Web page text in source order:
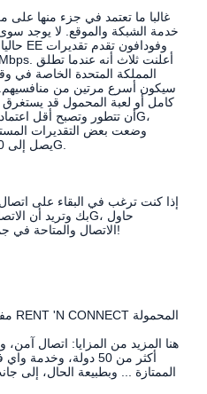
خدمة الشبكة والموقع. لا يوجد
سيكون أسرع مرتين من منافسيهم.
كامل أو لعبة المحمول قد
وضعت بعض التقديرات
10Gbps، يصل إلى 1000 مرة أسرع من 4G.
إذا كنت ترغب في البقاء على
المنتجات Rent'n الاتصال والمتاحة في جميع أنحاء العالم!
هنا المزيد من المزايا: اتصال
أكثر من 50 دولة،
الممتازة ... وبطبيعة الحال، إلى